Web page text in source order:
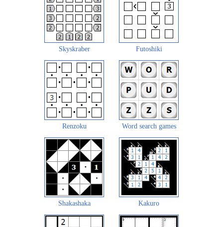
Skyskraber Futoshiki
Renzoku Word search games
Shakashaka Kakuro